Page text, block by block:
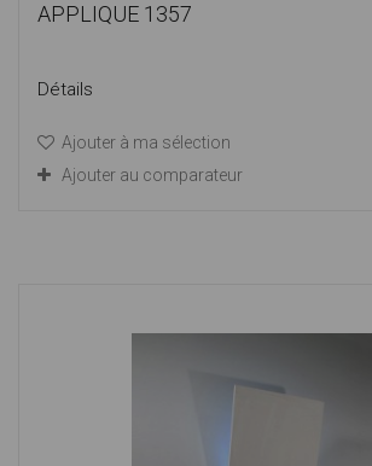
APPLIQUE 1357
Détails
Ajouter à ma sélection
Ajouter au comparateur